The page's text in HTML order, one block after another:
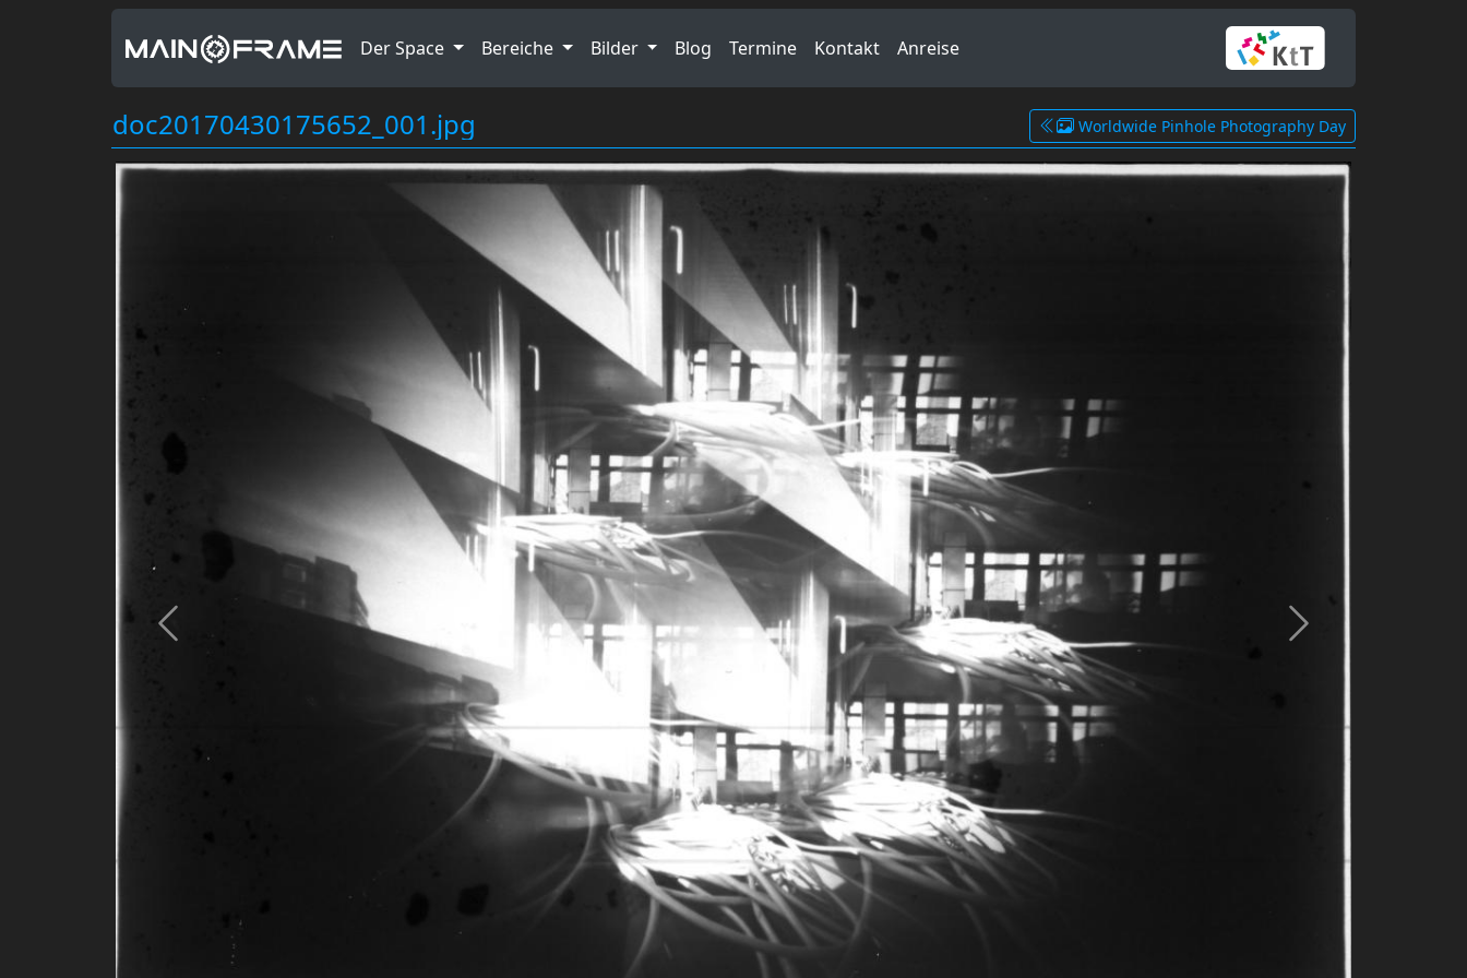
Der Space Bereiche Bilder Blog Termine Kontakt Anreise
doc20170430175652_001.jpg Worldwide Pinhole Photography Day